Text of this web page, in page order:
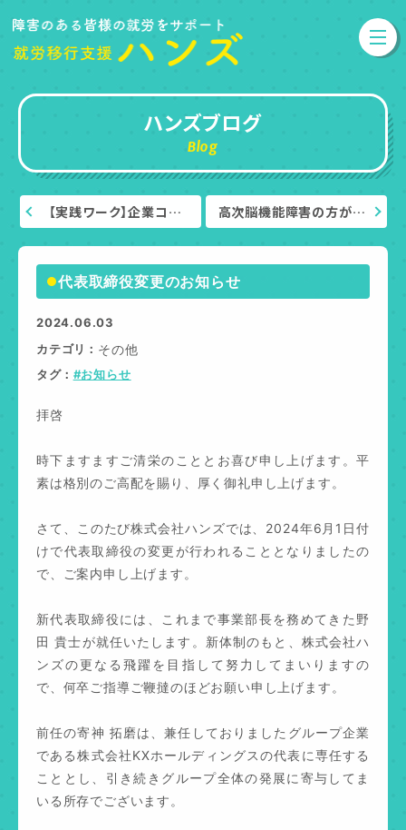
ハンズブログ
Blog
【実践ワーク】企業コ… 高次脳機能障害の方が…
代表取締役変更のお知らせ
2024.06.03
カテゴリ
その他
タグ #お知らせ
拝啓
時下ますますご清栄のこととお喜び申し上げます。平
素は格別のご高配を賜り、厚く御礼申し上げます。
さて、このたび株式会社ハンズでは、2024年6月1日付
けで代表取締役の変更が行われることとなりましたの
で、ご案内申し上げます。
新代表取締役には、これまで事業部長を務めてきた野
田 貴士が就任いたします。新体制のもと、株式会社ハ
ンズの更なる飛躍を目指して努力してまいりますの
で、何卒ご指導ご鞭撻のほどお願い申し上げます。
前任の寄神 拓磨は、兼任しておりましたグループ企業
である株式会社KXホールディングスの代表に専任する
こととし、引き続きグループ全体の発展に寄与してま
いる所存でございます。